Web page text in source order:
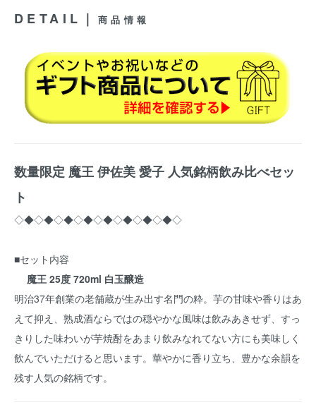
DETAIL｜ 商品情報
数量限定 魔王 伊佐美 愛子 人気銘柄飲み比べセッ
ト
◇◆◇◆◇◆◇◆◇◆◇◆◇◆◇◆◇
■セット内容
魔王 25度 720ml 白玉醸造
明治37年創業の老舗蔵が生み出す名門の粋。芋の甘味や香りはあ
えて抑え、熟成酒ならではの穏やかな風味は飲みあきせず、すっ
きりした味わいが芋焼酎をあまり飲みなれてない方にも美味しく
飲んでいただけると思います。華やかに香り立ち、豊かな余韻を
残す人気の銘柄です。